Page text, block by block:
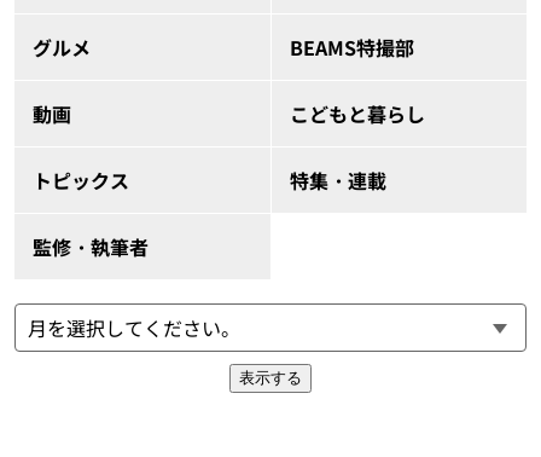
グルメ BEAMS特撮部
動画 こどもと暮らし
トピックス 特集・連載
監修・執筆者
表示する